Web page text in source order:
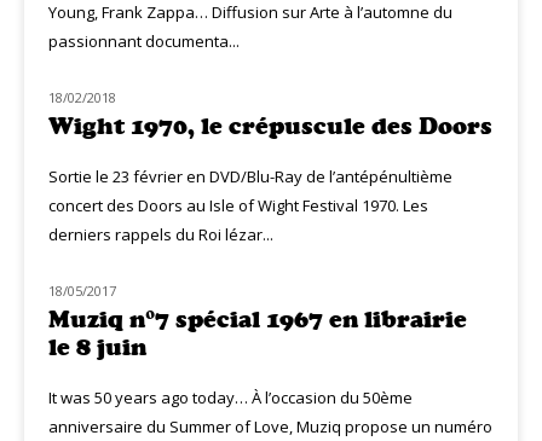
Young, Frank Zappa… Diffusion sur Arte à l’automne du
passionnant documenta...
NOUVEAUTÉS
18/02/2018
Wight 1970, le crépuscule des Doors
Sortie le 23 février en DVD/Blu-Ray de l’antépénultième
concert des Doors au Isle of Wight Festival 1970. Les
derniers rappels du Roi lézar...
NOUVEAUTÉS
18/05/2017
Muziq n°7 spécial 1967 en librairie
le 8 juin
It was 50 years ago today… À l’occasion du 50ème
anniversaire du Summer of Love, Muziq propose un numéro